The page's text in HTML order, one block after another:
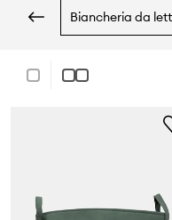
biancheria da